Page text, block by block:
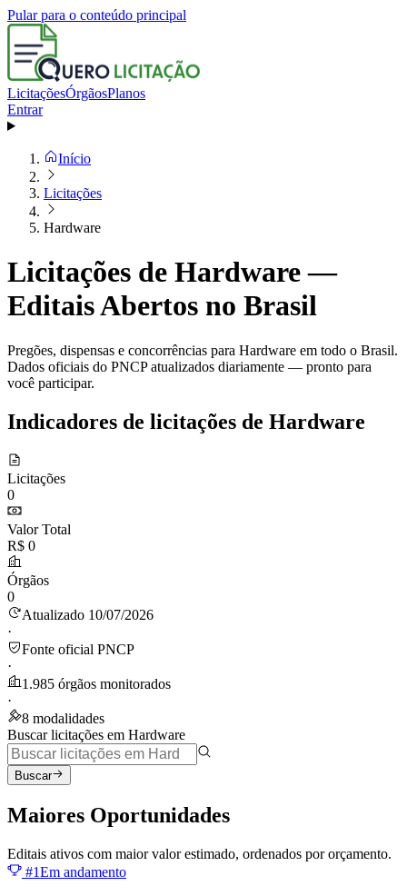
Pular para o conteúdo principal
LicitaçõesÓrgãosPlanos
Entrar
Início
Licitações
Hardware
Licitações de Hardware —
Editais Abertos no Brasil
Pregões, dispensas e concorrências para Hardware em todo o Brasil.
Dados oficiais do PNCP atualizados diariamente — pronto para
você participar.
Indicadores de licitações de Hardware
Licitações
0
Valor Total
R$ 0
Órgãos
0
Atualizado 10/07/2026
·
Fonte oficial PNCP
·
1.985 órgãos monitorados
·
8 modalidades
Buscar licitações em Hardware
Buscar
Maiores Oportunidades
Editais ativos com maior valor estimado, ordenados por orçamento.
#1Em andamento